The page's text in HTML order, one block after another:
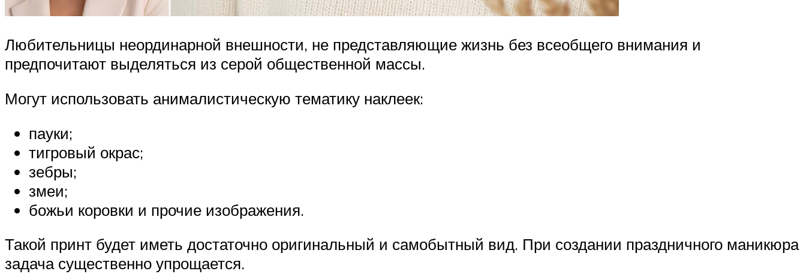
Любительницы неординарной внешности, не представляющие жизнь без всеобщего внимания и
предпочитают выделяться из серой общественной массы.
Могут использовать анималистическую тематику наклеек:
пауки;
тигровый окрас;
зебры;
змеи;
божьи коровки и прочие изображения.
Такой принт будет иметь достаточно оригинальный и самобытный вид. При создании праздничного маникюра
задача существенно упрощается.